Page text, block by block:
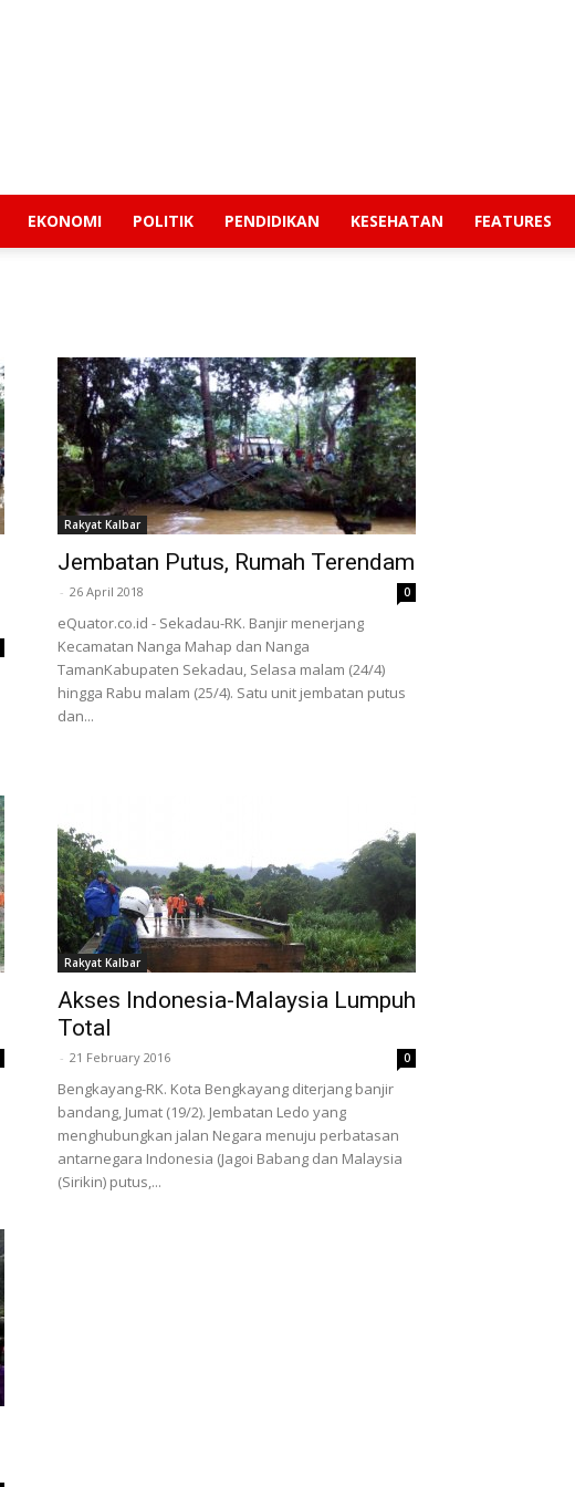
EKONOMI POLITIK PENDIDIKAN KESEHATAN FEATURES
Rakyat Kalbar
Jembatan Putus, Rumah Terendam
- 26 April 2018 0
eQuator.co.id - Sekadau-RK. Banjir menerjang
Kecamatan Nanga Mahap dan Nanga
TamanKabupaten Sekadau, Selasa malam (24/4)
hingga Rabu malam (25/4). Satu unit jembatan putus
dan...
Rakyat Kalbar
Akses Indonesia-Malaysia Lumpuh
Total
- 21 February 2016 0
Bengkayang-RK. Kota Bengkayang diterjang banjir
bandang, Jumat (19/2). Jembatan Ledo yang
menghubungkan jalan Negara menuju perbatasan
antarnegara Indonesia (Jagoi Babang dan Malaysia
(Sirikin) putus,...